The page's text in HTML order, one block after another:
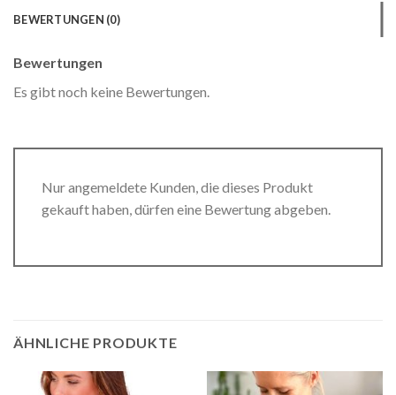
BEWERTUNGEN (0)
Bewertungen
Es gibt noch keine Bewertungen.
Nur angemeldete Kunden, die dieses Produkt
gekauft haben, dürfen eine Bewertung abgeben.
ÄHNLICHE PRODUKTE